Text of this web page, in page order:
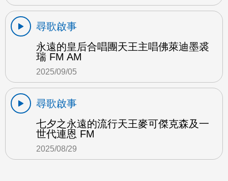
尋歌啟事
永遠的皇后合唱團天王主唱佛萊迪墨裘
瑞 FM AM
2025/09/05
尋歌啟事
七夕之永遠的流行天王麥可傑克森及一
世代連恩 FM
2025/08/29